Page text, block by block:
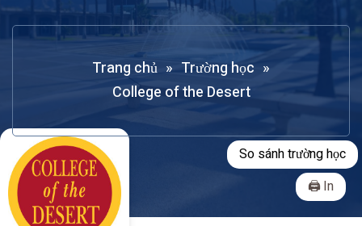
Trang chủ » Trường học »
College of the Desert
So sánh trường học
In